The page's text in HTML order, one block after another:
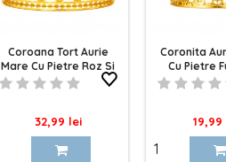
Coroana Tort Aurie
Mare Cu Pietre Roz Si
Cristale 15cm
Pret
32,99 lei
Coronita
Cu Pietre
Cristale
Pret